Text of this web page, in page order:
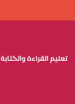
تعليم القراءة والكتابة